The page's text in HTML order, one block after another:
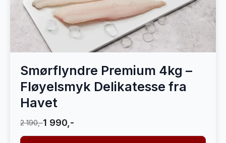
Smørflyndre Premium 4kg –
Fløyelsmyk Delikatesse fra
Havet
2 190,-1 990,-